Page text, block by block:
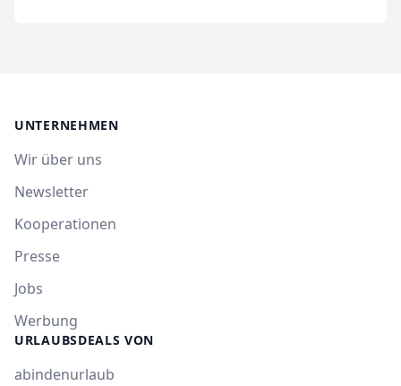
UNTERNEHMEN
Wir über uns
Newsletter
Kooperationen
Presse
Jobs
Werbung
URLAUBSDEALS VON
abindenurlaub